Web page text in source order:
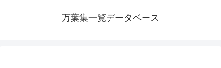
万葉集一覧データベース